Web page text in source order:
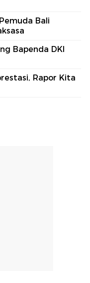
Bali
Bapenda DKI
Rapor Kita